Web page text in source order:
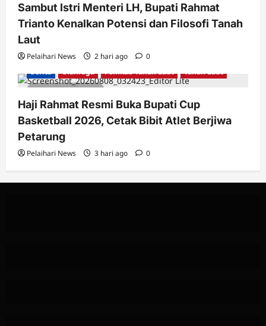
Sambut Istri Menteri LH, Bupati Rahmat
Trianto Kenalkan Potensi dan Filosofi Tanah
Laut
Pelaihari News 2 hari ago 0
2 minutes read
Berita Olahraga Pemkab Tanah Laut Tanah Laut
Haji Rahmat Resmi Buka Bupati Cup
Basketball 2026, Cetak Bibit Atlet Berjiwa
Petarung
Pelaihari News 3 hari ago 0